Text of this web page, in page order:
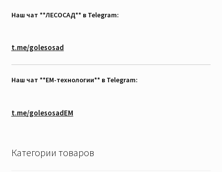
Наш чат **ЛЕСОСАД** в Telegram:
t.me/golesosad
Наш чат **EM-технологии** в Telegram:
t.me/golesosadEM
Категории товаров